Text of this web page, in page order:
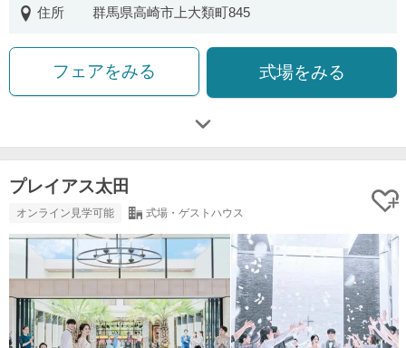
住所
群馬県高崎市上大類町845
フェアをみる 式場をみる
プレイアス太田
オンライン見学可能 式場・ゲストハウス